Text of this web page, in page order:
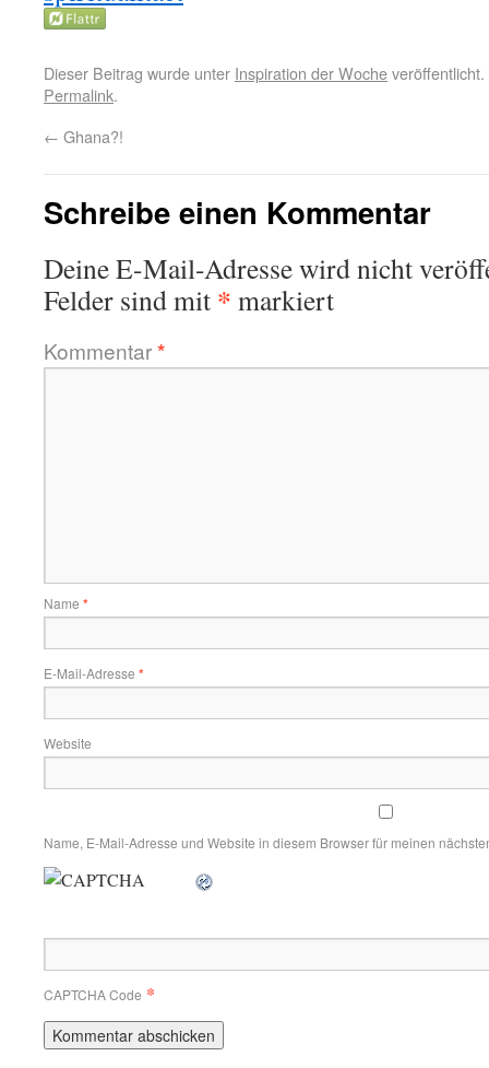
Dieser Beitrag wurde unter Inspiration der Woche
Permalink.
← Ghana?!
Schreibe einen Kommentar
Deine E-Mail-Adresse wird nicht
Felder sind mit * markiert
Kommentar*
Name *
E-Mail-Adresse *
Website
Name, E-Mail-Adresse und Website in diesem Browser für meinen
CAPTCHA Code *